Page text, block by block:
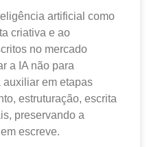
artificial como
criativa e ao
no mercado
a IA não para
auxiliar em etapas
estruturação, escrita
preservando a
escreve.